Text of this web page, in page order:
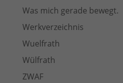
Was mich gerade bewegt.
Werkverzeichnis
Wuelfrath
Wülfrath
ZWAF